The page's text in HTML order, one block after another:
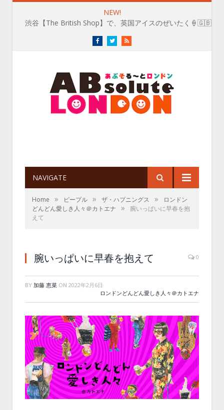
NEW!
渋谷【The British Shop】で、英国アイスのぜいたく🍦🇬🇧
FacebookTwitterRSS
NAVIGATE
Home » ピープル » ザ・ハプニングス »
ロンドン
どんどん愛しき人々＠カトエナ
»
腕いっぱいに早春を抱
えて
腕いっぱいに早春を抱えて 0
BY 加藤 恵菜 ON 2022年2月6日
ロンドンどんどん愛しき人々＠カトエナ